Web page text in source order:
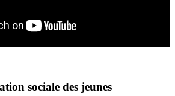
sociale des jeunes